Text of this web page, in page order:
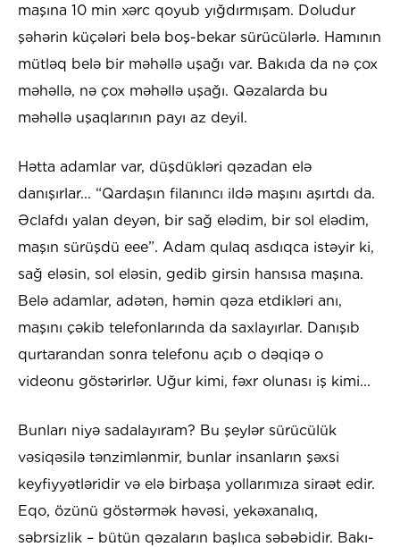
maşına 10 min xərc qoyub yığdırmışam. Doludur
şəhərin küçələri belə boş-bekar sürücülərlə. Hamının
mütləq belə bir məhəllə uşağı var. Bakıda da nə çox
məhəllə, nə çox məhəllə uşağı. Qəzalarda bu
məhəllə uşaqlarının payı az deyil.
Hətta adamlar var, düşdükləri qəzadan elə
danışırlar... “Qardaşın filanıncı ildə maşını aşırtdı da.
Əclafdı yalan deyən, bir sağ elədim, bir sol elədim,
maşın sürüşdü eee”. Adam qulaq asdıqca istəyir ki,
sağ eləsin, sol eləsin, gedib girsin hansısa maşına.
Belə adamlar, adətən, həmin qəza etdikləri anı,
maşını çəkib telefonlarında da saxlayırlar. Danışıb
qurtarandan sonra telefonu açıb o dəqiqə o
videonu göstərirlər. Uğur kimi, fəxr olunası iş kimi...
Bunları niyə sadalayıram? Bu şeylər sürücülük
vəsiqəsilə tənzimlənmir, bunlar insanların şəxsi
keyfiyyətləridir və elə birbaşa yollarımıza siraət edir.
Eqo, özünü göstərmək həvəsi, yekəxanalıq,
səbrsizlik – bütün qəzaların başlıca səbəbidir. Bakı-